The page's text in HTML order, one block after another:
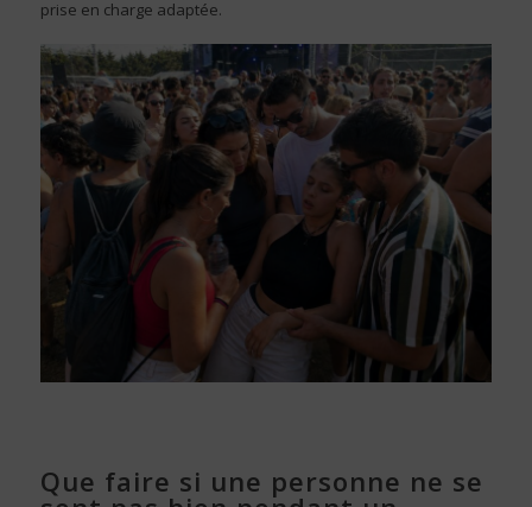
prise en charge adaptée.
Que faire si une personne ne se